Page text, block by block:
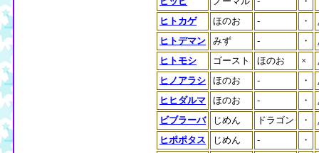
ヒトカゲ
ほのお - ・
ヒトデマン
みず - ・
ヒトモシ
ゴースト ほのお ×
ヒノアラシ
ほのお - ・
ヒヒダルマ
ほのお - ・
ビブラーバ
じめん ドラゴン ・
ヒポポタス
じめん - ・